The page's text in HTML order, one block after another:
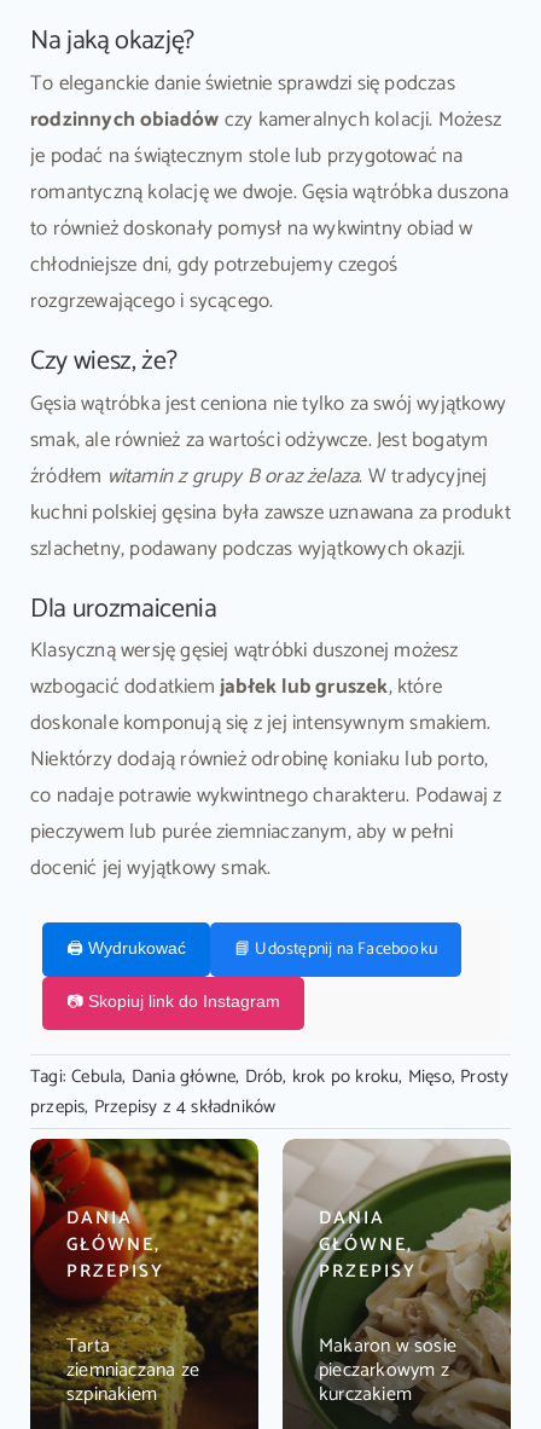
Na jaką okazję?
To eleganckie danie świetnie sprawdzi się podczas
rodzinnych obiadówczy kameralnych kolacji. Możesz
je podać na świątecznym stole lub przygotować na
romantyczną kolację we dwoje. Gęsia wątróbka duszona
to również doskonały pomysł na wykwintny obiad w
chłodniejsze dni, gdy potrzebujemy czegoś
rozgrzewającego i sycącego.
Czy wiesz, że?
Gęsia wątróbka jest ceniona nie tylko za swój wyjątkowy
smak, ale również za wartości odżywcze. Jest bogatym
źródłem witamin z grupy B oraz żelaza. W tradycyjnej
kuchni polskiej gęsina była zawsze uznawana za produkt
szlachetny, podawany podczas wyjątkowych okazji.
Dla urozmaicenia
Klasyczną wersję gęsiej wątróbki duszonej możesz
wzbogacić dodatkiemjabłek lub gruszek, które
doskonale komponują się z jej intensywnym smakiem.
Niektórzy dodają również odrobinę koniaku lub porto,
co nadaje potrawie wykwintnego charakteru. Podawaj z
pieczywem lub purée ziemniaczanym, aby w pełni
docenić jej wyjątkowy smak.
🖨️ Wydrukować 📘 Udostępnij na Facebooku
📷 Skopiuj link do Instagram
Tagi:Cebula, Dania główne, Drób, krok po kroku, Mięso, Prosty
przepis, Przepisy z 4 składników
DANIA
GŁÓWNE,
PRZEPISY
Tarta
ziemniaczana ze
szpinakiem
DANIA
GŁÓWNE,
PRZEPISY
Makaron w sosie
pieczarkowym z
kurczakiem